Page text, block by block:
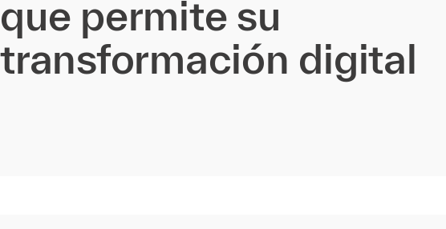
que permite su
transformación digital